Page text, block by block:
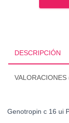
DESCRIPCIÓN
VALORACIONES
Genotropin c 16 ui